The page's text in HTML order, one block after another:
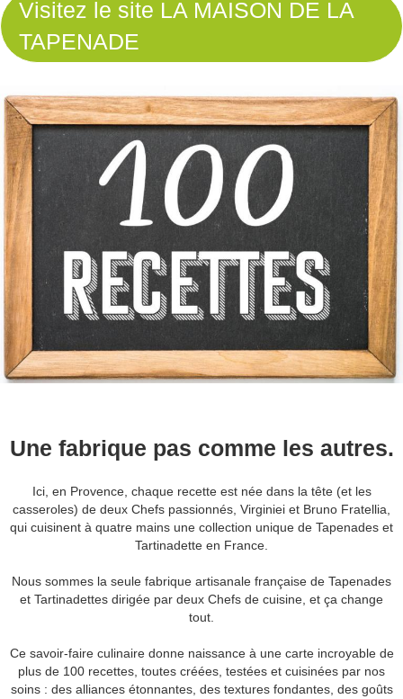
Visitez le site LA MAISON DE LA
TAPENADE
Une fabrique pas comme les autres.
Ici, en Provence, chaque recette est née dans la tête (et les
casseroles) de deux Chefs passionnés, Virginiei et Bruno Fratellia,
qui cuisinent à quatre mains une collection unique de Tapenades et
Tartinadette en France.
Nous sommes la seule fabrique artisanale française de Tapenades
et Tartinadettes dirigée par deux Chefs de cuisine, et ça change
tout.
Ce savoir-faire culinaire donne naissance à une carte incroyable de
plus de 100 recettes, toutes créées, testées et cuisinées par nos
soins : des alliances étonnantes, des textures fondantes, des goûts